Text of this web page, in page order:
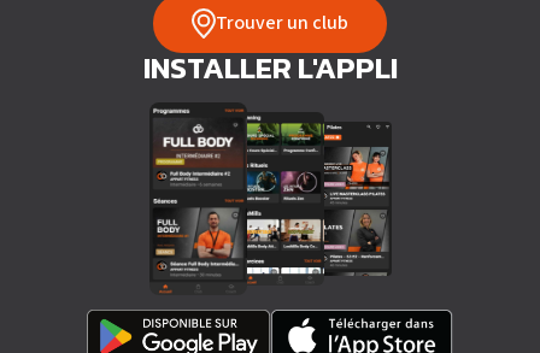
Trouver un club
INSTALLER L'APPLI